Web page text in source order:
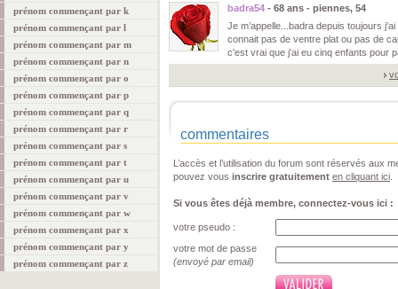
prénom commençant par k
prénom commençant par l
prénom commençant par m
prénom commençant par n
prénom commençant par o
prénom commençant par p
prénom commençant par q
prénom commençant par r
prénom commençant par s
prénom commençant par t
prénom commençant par u
prénom commençant par v
prénom commençant par w
prénom commençant par x
prénom commençant par y
prénom commençant par z
badra54 - 68 ans - piennes, 54
Je m’appelle...badra depuis toujours
connait pas de ventre plat ou pas de
c'est vrai que j'ai eu cinq enfants pour
commentaires
L’accès et l’utilisation du forum sont réservés aux
pouvez vous inscrire gratuitement en cliquant ici
Si vous êtes déjà membre, connectez-vous ici :
votre pseudo :
votre mot de passe
(envoyé par email)